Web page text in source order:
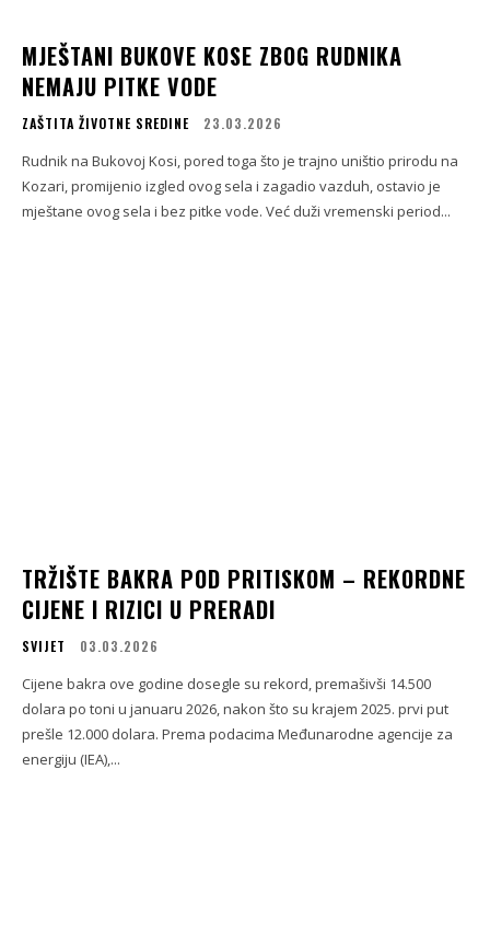
MJEŠTANI BUKOVE KOSE ZBOG RUDNIKA
NEMAJU PITKE VODE
ZAŠTITA ŽIVOTNE SREDINE 23.03.2026
Rudnik na Bukovoj Kosi, pored toga što je trajno uništio prirodu na
Kozari, promijenio izgled ovog sela i zagadio vazduh, ostavio je
mještane ovog sela i bez pitke vode. Već duži vremenski period...
TRŽIŠTE BAKRA POD PRITISKOM – REKORDNE
CIJENE I RIZICI U PRERADI
SVIJET 03.03.2026
Cijene bakra ove godine dosegle su rekord, premašivši 14.500
dolara po toni u januaru 2026, nakon što su krajem 2025. prvi put
prešle 12.000 dolara. Prema podacima Međunarodne agencije za
energiju (IEA),...